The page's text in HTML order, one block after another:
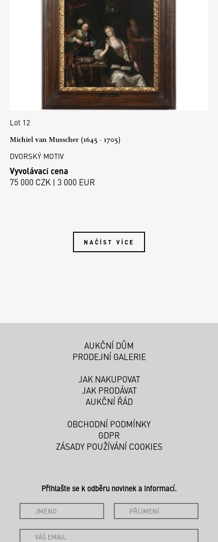
Lot 12
Michiel van Musscher (1645 - 1705)
DVORSKÝ MOTIV
Vyvolávací cena
75 000 CZK | 3 000 EUR
NAČÍST VÍCE
AUKČNÍ DŮM
PRODEJNÍ GALERIE
JAK NAKUPOVAT
JAK PRODÁVAT
AUKČNÍ ŘÁD
OBCHODNÍ PODMÍNKY
GDPR
ZÁSADY POUŽÍVÁNÍ COOKIES
Přihlašte se k odběru novinek a informací.